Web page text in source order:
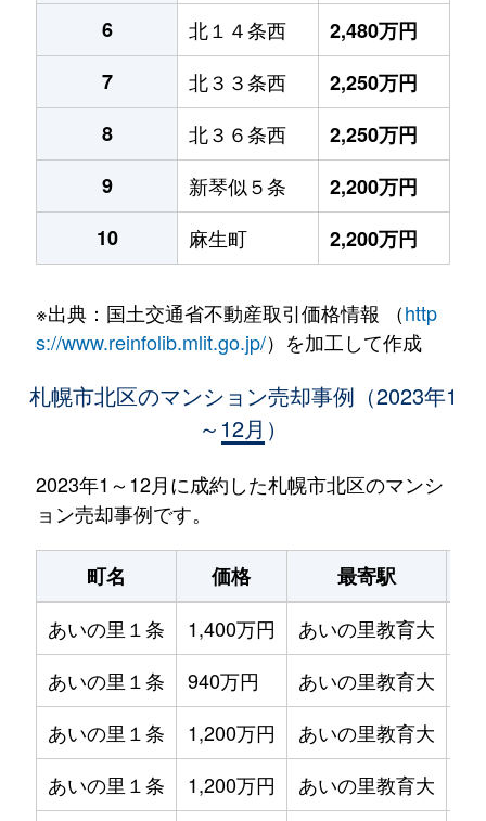
6
北１４条西
2,480万円
7
北３３条西
2,250万円
8
北３６条西
2,250万円
9
新琴似５条
2,200万円
10
麻生町 2,200万円
※出典：国土交通省不動産取引価格情報 （http
s://www.reinfolib.mlit.go.jp/）を加工して作成
札幌市北区のマンション売却事例（2023年1
～12月）
2023年1～12月に成約した札幌市北区のマンシ
ョン売却事例です。
町名 価格 最寄駅
あいの里１条
1,400万円 あいの里教育大
あいの里１条
940万円 あいの里教育大
あいの里１条
1,200万円 あいの里教育大
あいの里１条
1,200万円 あいの里教育大